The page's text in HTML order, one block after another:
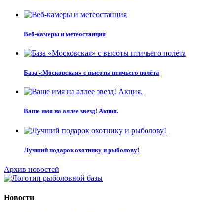
Веб-камеры и метеостанция
База «Московская» с высоты птичьего полёта
Ваше имя на аллее звезд! Акция.
Лучший подарок охотнику и рыболову!
Архив новостей
Новости